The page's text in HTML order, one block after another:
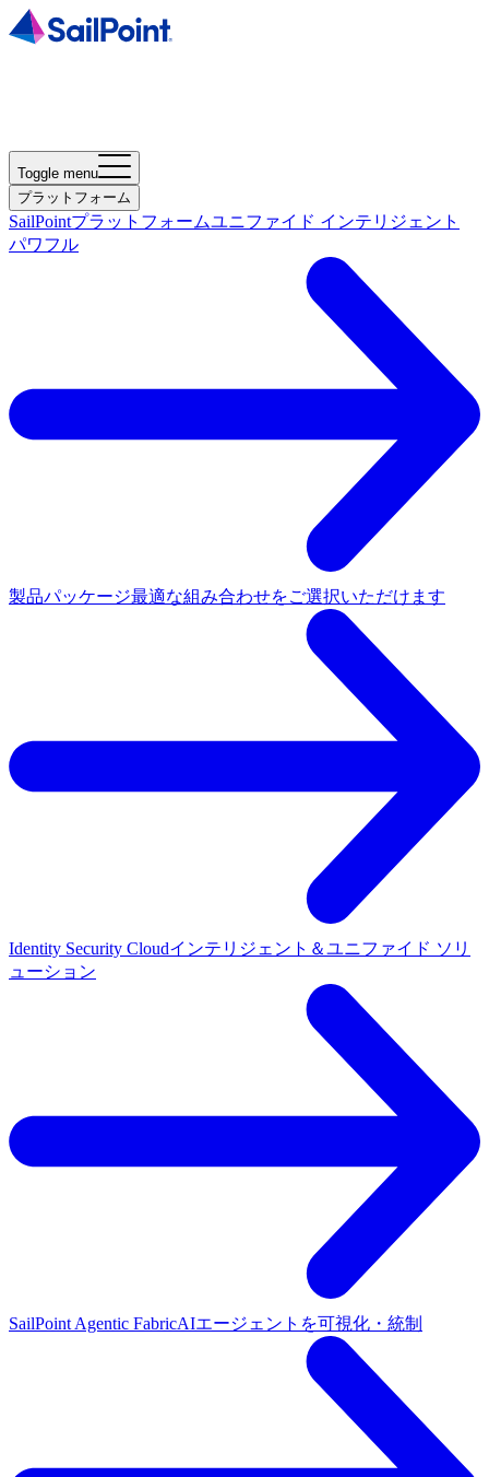
Toggle menu
プラットフォーム
SailPointプラットフォームユニファイド インテリジェント
パワフル
製品パッケージ最適な組み合わせをご選択いただけます
Identity Security Cloudインテリジェント＆ユニファイド ソリ
ューション
SailPoint Agentic FabricAIエージェントを可視化・統制